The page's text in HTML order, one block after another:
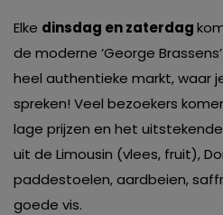
Elke dinsdag en zaterdag
de moderne ‘George
heel authentieke markt, waar
spreken! Veel bezoekers
lage prijzen en het
uit de Limousin (vlees, fruit),
paddestoelen, aardbeien,
goede vis.